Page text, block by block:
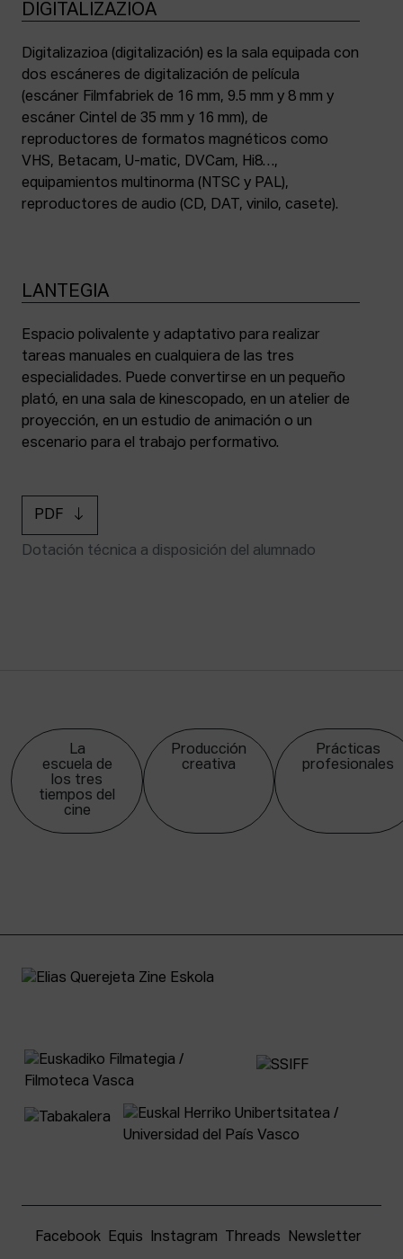
DIGITALIZAZIOA
Digitalizazioa (digitalización) es la sala equipada con
dos escáneres de digitalización de película
(escáner Filmfabriek de 16 mm, 9.5 mm y 8 mm y
escáner Cintel de 35 mm y 16 mm), de
reproductores de formatos magnéticos como
VHS, Betacam, U-matic, DVCam, Hi8…,
equipamientos multinorma (NTSC y PAL),
reproductores de audio (CD, DAT, vinilo, casete).
LANTEGIA
Espacio polivalente y adaptativo para realizar
tareas manuales en cualquiera de las tres
especialidades. Puede convertirse en un pequeño
plató, en una sala de kinescopado, en un atelier de
proyección, en un estudio de animación o un
escenario para el trabajo performativo.
PDF
Dotación técnica a disposición del alumnado
La
escuela de
los tres
tiempos del
cine
Producción
creativa
Prácticas
profesionales
Facebook Equis Instagram Threads Newsletter